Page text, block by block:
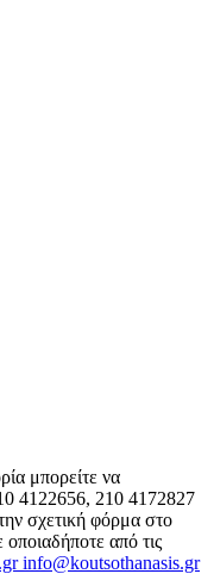
μπορείτε να
4122656, 210 4172827
σχετική φόρμα στο
οποιαδήποτε από τις
info@koutsothanasis.gr